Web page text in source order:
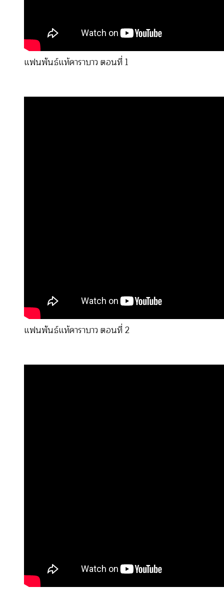
แฟนพันธ์แท้คาราบาว ตอนที่ 1
แฟนพันธ์แท้คาราบาว ตอนที่ 2